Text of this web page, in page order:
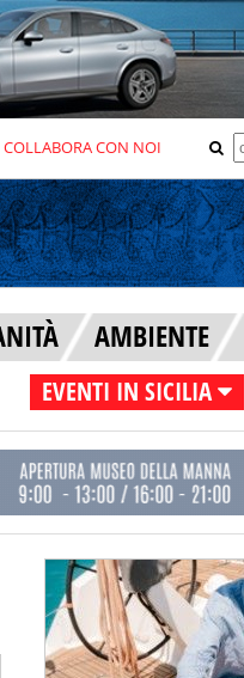
COLLABORA CON NOI
AMBIENTE
EVENTI IN SICILIA